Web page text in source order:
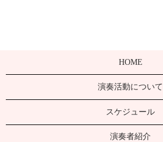
HOME
演奏活動について
スケジュール
演奏者紹介